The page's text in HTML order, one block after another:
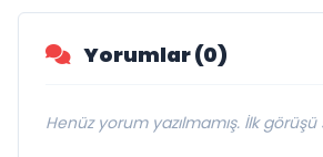
Yorumlar (0)
Henüz yorum yazılmamış. İlk görüşü